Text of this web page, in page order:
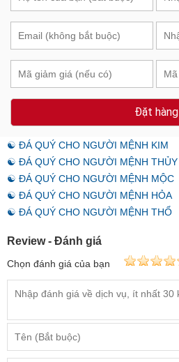
Đặt hàng
☯ ĐÁ QUÝ CHO NGƯỜI MỆNH KIM
☯ ĐÁ QUÝ CHO NGƯỜI MỆNH THỦY
☯ ĐÁ QUÝ CHO NGƯỜI MỆNH MỘC
☯ ĐÁ QUÝ CHO NGƯỜI MỆNH HỎA
☯ ĐÁ QUÝ CHO NGƯỜI MỆNH THỔ
Review - Đánh giá
Chọn đánh giá của bạn